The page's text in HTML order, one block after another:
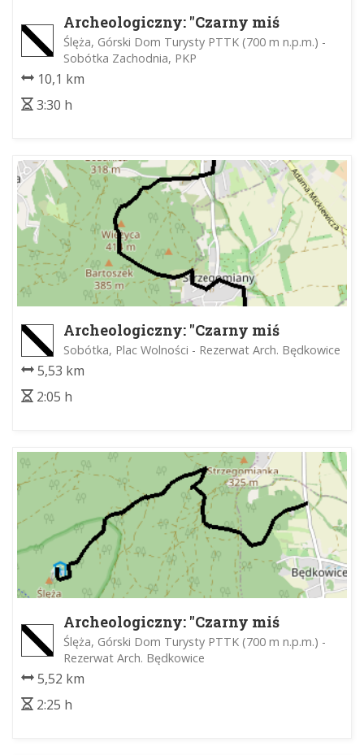
Archeologiczny: "Czarny miś
ślężański"
Ślęża, Górski Dom Turysty PTTK (700 m n.p.m.) -
Sobótka Zachodnia, PKP
10,1 km
3:30 h
Archeologiczny: "Czarny miś
ślężański"
Sobótka, Plac Wolności - Rezerwat Arch. Będkowice
5,53 km
2:05 h
Archeologiczny: "Czarny miś
ślężański"
Ślęża, Górski Dom Turysty PTTK (700 m n.p.m.) -
Rezerwat Arch. Będkowice
5,52 km
2:25 h